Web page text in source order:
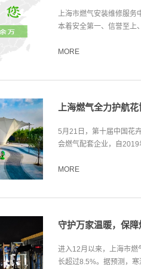
上海市燃气安装维修服务
本着安全第一、信誉至上
MORE
上海燃气全力护航
5月21日，第十届中国花
会燃气配套企业，自
MORE
守护万家温暖，保
进入12月以来，上海市燃
长超过8.5%。据预测，